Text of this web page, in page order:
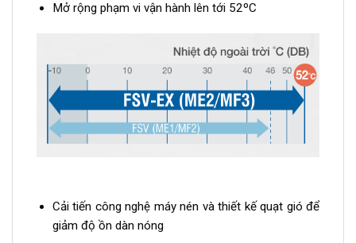
Mở rộng phạm vi vận hành lên tới 52ºC
Cải tiến công nghệ máy nén và thiết kế quạt gió để
giảm độ ồn dàn nóng